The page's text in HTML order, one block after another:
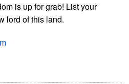
is up for grab! List your
lord of this land.